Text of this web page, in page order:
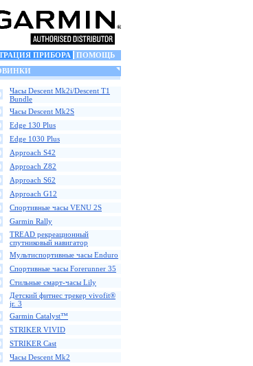
ПРИБОРА
ПОМОЩЬ
Часы Descent Mk2i/Descent T1
Bundle
Часы Descent Mk2S
Edge 130 Plus
Edge 1030 Plus
Approach S42
Approach Z82
Approach S62
Approach G12
Спортивные часы VENU 2S
Garmin Rally
TREAD рекреационный
спутниковый навигатор
Мультиспортивные часы Enduro
Спортивные часы Forerunner 35
Стильные смарт-часы Lily
Детский фитнес трекер vivofit®
jr. 3
Garmin Catalyst™
STRIKER VIVID
STRIKER Cast
Часы Descent Mk2